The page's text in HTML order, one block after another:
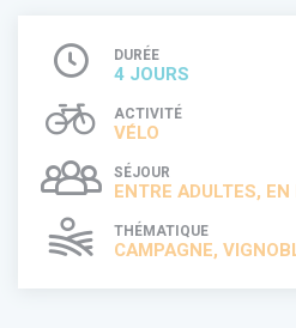
DURÉE
4 JOURS
ACTIVITÉ
VÉLO
SÉJOUR
ENTRE ADULTES,
THÉMATIQUE
CAMPAGNE,